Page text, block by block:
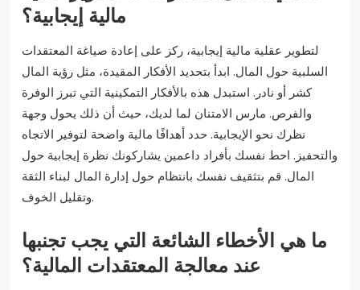
مالية إيجابية؟
لتطوير عقلية مالية إيجابية، ركز على إعادة صياغة المعتقدات
السلبية حول المال. ابدأ بتحديد الأفكار المقيدة، مثل رؤية المال
كشر أو نادر. استبدل هذه بالأفكار التمكينية التي تبرز الوفرة
والفرص. مارس الامتنان لما لديك، حيث أن ذلك يحول وجهة
نظرك نحو الإيجابية. حدد أهدافًا مالية واضحة لتوفير الاتجاه
والتحفيز. احط نفسك بأفراد داعمين يشاركونك نظرة إيجابية حول
المال. قم بتثقيف نفسك بانتظام حول إدارة المال لبناء الثقة
وتقليل الخوف.
ما هي الأخطاء الشائعة التي يجب تجنبها
عند معالجة المعتقدات المالية؟